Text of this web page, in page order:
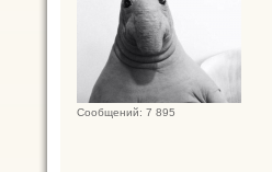
Сообщений: 7 895